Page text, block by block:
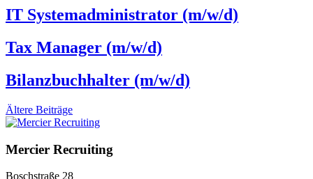
IT Systemadministrator (m/w/d)
Tax Manager (m/w/d)
Bilanzbuchhalter (m/w/d)
Beitragsnavigation
Ältere Beiträge
Mercier Recruiting
Boschstraße 28